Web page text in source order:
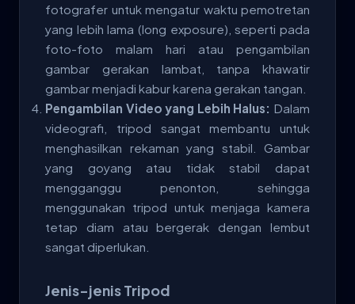
fotografer untuk mengatur waktu pemotretan
yang lebih lama (long exposure), seperti pada
foto-foto malam hari atau pengambilan
gambar gerakan lambat, tanpa khawatir
gambar menjadi kabur karena gerakan tangan.
Pengambilan Video yang Lebih Halus: Dalam
videografi, tripod sangat membantu untuk
menghasilkan rekaman yang stabil. Gambar
yang goyang atau tidak stabil dapat
mengganggu penonton, sehingga
menggunakan tripod untuk menjaga kamera
tetap diam atau bergerak dengan lembut
sangat diperlukan.
Jenis-jenis Tripod